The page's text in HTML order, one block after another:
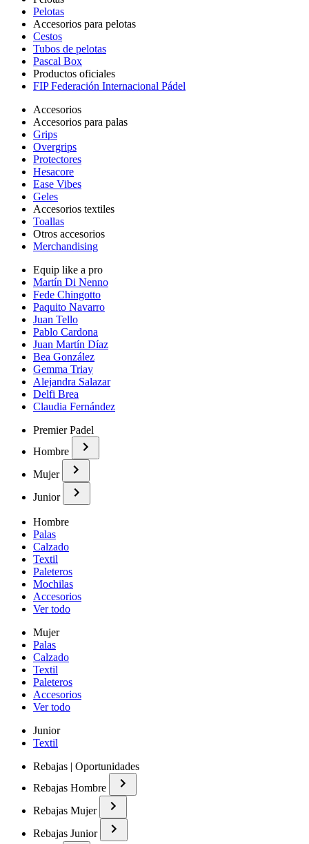
Pelotas
Accesorios para pelotas
Cestos
Tubos de pelotas
Pascal Box
Productos oficiales
FIP Federación Internacional Pádel
Accesorios
Accesorios para palas
Grips
Overgrips
Protectores
Hesacore
Ease Vibes
Geles
Accesorios textiles
Toallas
Otros accesorios
Merchandising
Equip like a pro
Martín Di Nenno
Fede Chingotto
Paquito Navarro
Juan Tello
Pablo Cardona
Juan Martín Díaz
Bea González
Gemma Triay
Alejandra Salazar
Delfi Brea
Claudia Fernández
Premier Padel
Hombre
Mujer
Junior
Hombre
Palas
Calzado
Textil
Paleteros
Mochilas
Accesorios
Ver todo
Mujer
Palas
Calzado
Textil
Paleteros
Accesorios
Ver todo
Junior
Textil
Rebajas | Oportunidades
Rebajas Hombre
Rebajas Mujer
Rebajas Junior